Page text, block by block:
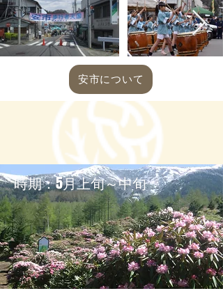
安市について
​時期：5月上旬～中旬